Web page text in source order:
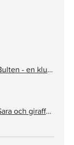
Bulten - en klump på fyra ben
Sara och girafferna